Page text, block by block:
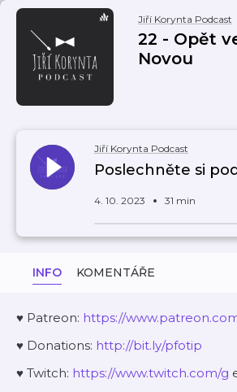
Jiří Korynta Podcast
22 - Opět
Novou
Jiří Korynta Podcast
Poslechněte si
4. 10. 2023 31 min
INFO KOMENTÁŘE
♥ Patreon: ⁠⁠⁠⁠⁠⁠⁠⁠https://
♥ Donations: ⁠⁠⁠⁠⁠⁠⁠⁠http://bit.ly/pfotip⁠⁠⁠⁠⁠⁠⁠⁠
♥ Twitch: ⁠⁠⁠⁠⁠⁠⁠⁠https://www.twitch.com/g⁠⁠⁠⁠⁠⁠⁠⁠